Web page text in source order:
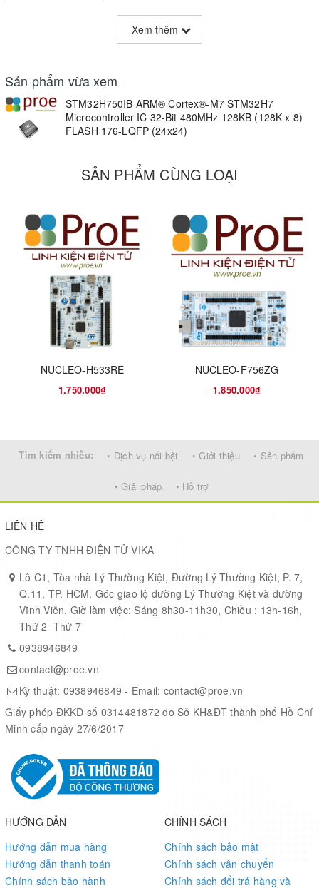
STM32H
Instruction Set
Architecture
Device Core ARM Cortex M7
Maximum CPU
Frequency
480
Maximum Clock
Rate (MHz)
32
RAM Size
Interface Type CAN/Ethernet/I2C/I2S/SPI/UART/USART/
No. of Timers
PWM 2
Number of
ADCs
Triple
ADC Channels
ADC Resolution
(bit)
Xem thêm
Sản phẩm vừa xem
STM32H750IB ARM® Cortex®-M7 STM32H7
Microcontroller IC 32-Bit 480MHz 128KB (128K x 8)
FLASH 176-LQFP (24x24)
SẢN PHẨM CÙNG LOẠI
NUCLEO-H533RE
1.750.000₫
NUCLEO-F756ZG
1.850.000₫
Tìm kiếm nhiều: • Dịch vụ nổi bật • Giới thiệu • Sản phẩm
• Giải pháp • Hỗ trợ
LIÊN HỆ
CÔNG TY TNHH ĐIỆN TỬ VIKA
Lô C1, Tòa nhà Lý Thường Kiệt, Đường Lý Thường Kiệt, P. 7,
Q.11, TP. HCM. Góc giao lộ đường Lý Thường Kiệt và đường
Vĩnh Viễn. Giờ làm việc: Sáng 8h30-11h30, Chiều : 13h-16h,
Thứ 2 -Thứ 7
0938946849
contact@proe.vn
Kỹ thuật: 0938946849 - Email: contact@proe.vn
Giấy phép ĐKKD số 0314481872 do Sở KH&ĐT thành phố Hồ Chí
Minh cấp ngày 27/6/2017
HƯỚNG DẪN
Hướng dẫn mua hàng
Hướng dẫn thanh toán
Chính sách bảo hành
CHÍNH SÁCH
Chính sách bảo mật
Chính sách vận chuyển
Chính sách đổi trả hàng và